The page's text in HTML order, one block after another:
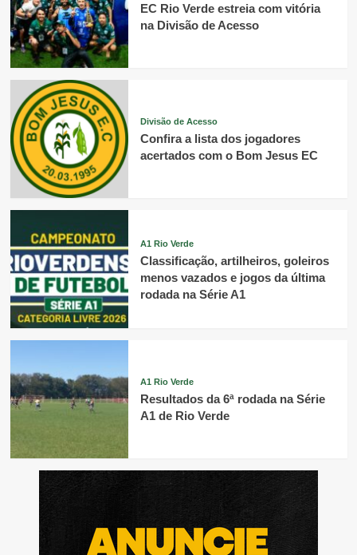
EC Rio Verde estreia com vitória
na Divisão de Acesso
Divisão de Acesso
Confira a lista dos jogadores
acertados com o Bom Jesus EC
A1 Rio Verde
Classificação, artilheiros, goleiros
menos vazados e jogos da última
rodada na Série A1
A1 Rio Verde
Resultados da 6ª rodada na Série
A1 de Rio Verde